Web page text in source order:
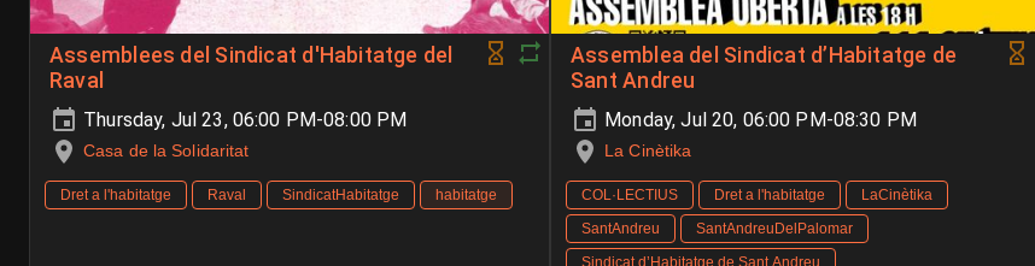
Assemblees del Sindicat d'Habitatge del
Raval
Thursday, Jul 23, 06:00 PM-08:00 PM
Casa de la Solidaritat
Dret a l'habitatge Raval SindicatHabitatge habitatge
Assemblea del Sindicat d’Habitatge de
Sant Andreu
Monday, Jul 20, 06:00 PM-08:30 PM
La Cinètika
COL·LECTIUS Dret a l'habitatge
LaCinètika
SantAndreu
SantAndreuDelPalomar
Sindicat d’Habitatge de Sant Andreu